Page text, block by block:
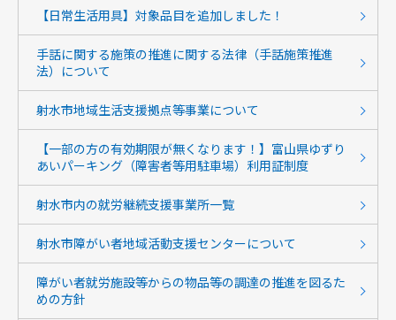
【日常生活用具】対象品目を追加しました！
手話に関する施策の推進に関する法律（手話施策推進
法）について
射水市地域生活支援拠点等事業について
【一部の方の有効期限が無くなります！】富山県ゆずり
あいパーキング（障害者等用駐車場）利用証制度
射水市内の就労継続支援事業所一覧
射水市障がい者地域活動支援センターについて
障がい者就労施設等からの物品等の調達の推進を図るた
めの方針